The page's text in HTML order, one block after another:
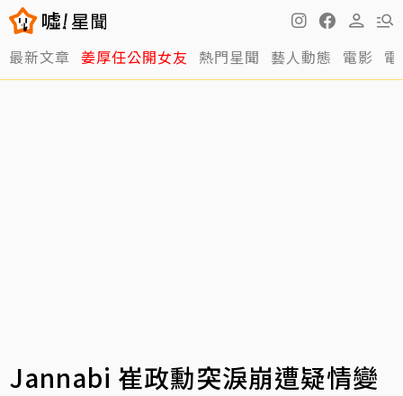
最新文章 姜厚任公開女友 熱門星聞 藝人動態 電影
Jannabi 崔政勳突淚崩遭疑情變